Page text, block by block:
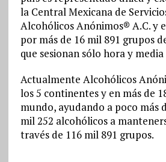
la Central Mexicana de
Alcohólicos Anónimos® A.C. y
por más de 16 mil 891 grupos
que sesionan sólo hora y
Actualmente Alcohólicos
los 5 continentes y en más de
mundo, ayudando a poco más
mil 252 alcohólicos a
través de 116 mil 891 grupos.